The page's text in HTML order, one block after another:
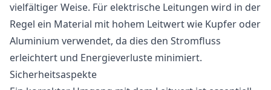
vielfältiger Weise. Für elektrische Leitungen wird in der
Regel ein Material mit hohem Leitwert wie Kupfer oder
Aluminium verwendet, da dies den Stromfluss
erleichtert und Energieverluste minimiert.
Sicherheitsaspekte